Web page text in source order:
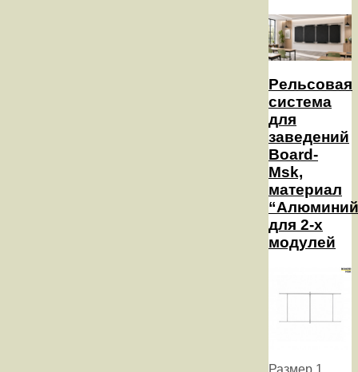
Рельсовая
система
для
заведений
Board-
Msk,
материал
для 2-х
модулей
Размер 1